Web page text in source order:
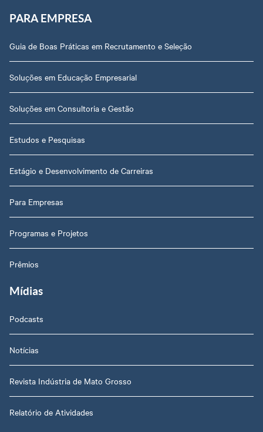
PARA EMPRESA
Guia de Boas Práticas em Recrutamento e Seleção
Soluções em Educação Empresarial
Soluções em Consultoria e Gestão
Estudos e Pesquisas
Estágio e Desenvolvimento de Carreiras
Para Empresas
Programas e Projetos
Prêmios
Mídias
Podcasts
Notícias
Revista Indústria de Mato Grosso
Relatório de Atividades